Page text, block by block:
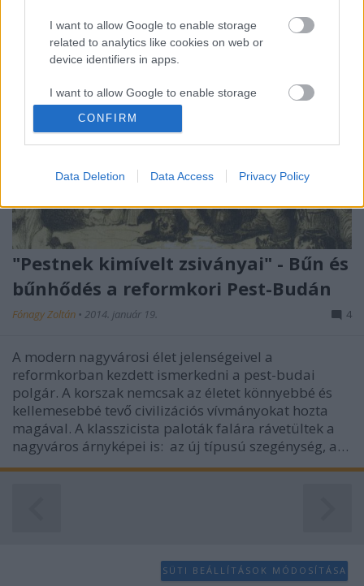
I want to allow Google to enable storage
related to analytics like cookies on web or
device identifiers in apps.
I want to allow Google to enable storage
related to functionality of the website or app.
I want to allow Google to enable storage
related to security, including authentication
functionality and fraud prevention, and other
user protection.
CONFIRM
Data Deletion Data Access Privacy Policy
"Pestnek kimívelt zsiványai" - Bűn és
bűnhődés a reformkori Pest-Budán
Fónagy Zoltán • 2014. január 19. 4
A modern nagyvárosi élet jelenségeivel a
reformkorban kezdett ismerkedni a pest-budai
polgár. A korszak nemcsak az életet könnyebbé és
kellemesebbé tevő civilizációs vívmányokat hozta
magával. A klasszicista paloták falára rávetültek a
nagyváros árnyképei is: az új típusú szegénység, a…
SÜTI BEÁLLÍTÁSOK MÓDOSÍTÁSA